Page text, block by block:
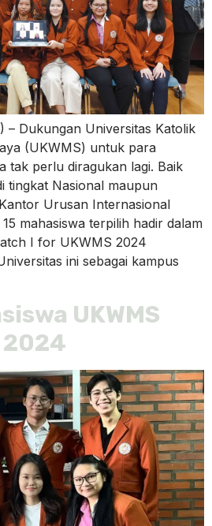
– Dukungan Universitas Katolik
(UKWMS) untuk para
tak perlu diragukan lagi. Baik
tingkat Nasional maupun
Urusan Internasional
mahasiswa terpilih hadir dalam
I for UKWMS 2024
ini sebagai kampus
UKWMS
2024